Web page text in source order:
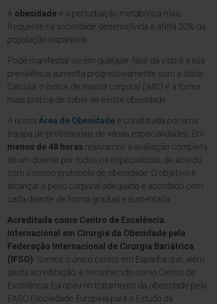
A obesidade é a perturbação metabólica mais
frequente na sociedade desenvolvida e afeta 20% da
população espanhola.
Pode manifestar-se em qualquer fase da vida e a sua
prevalência aumenta progressivamente com a idade.
Calcular o índice de massa corporal (IMC) é a forma
mais prática de saber se existe obesidade.
A nossa Área de Obesidade é constituída por uma
equipa de profissionais de várias especialidades. Em
menos de 48 horas realizamos a avaliação completa
de um doente por todos os especialistas, de acordo
com o nosso protocolo de obesidade. O objetivo é
alcançar o peso corporal adequado e acordado com
cada doente de forma gradual e sustentada.
Acreditada como Centro de Excelência
Internacional em Cirurgia da Obesidade pela
Federação Internacional de Cirurgia Bariátrica
(IFSO) . Somos o único centro em Espanha que, além
desta acreditação, é reconhecido como Centro de
Excelência Europeu no tratamento da obesidade pela
EASO (Sociedade Europeia para o Estudo da